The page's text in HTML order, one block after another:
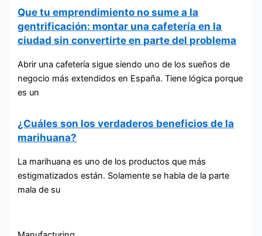
Que tu emprendimiento no sume a la
gentrificación: montar una cafetería en la
ciudad sin convertirte en parte del problema
Abrir una cafetería sigue siendo uno de los sueños de
negocio más extendidos en España. Tiene lógica porque
es un
¿Cuáles son los verdaderos beneficios de la
marihuana?
La marihuana es uno de los productos que más
estigmatizados están. Solamente se habla de la parte
mala de su